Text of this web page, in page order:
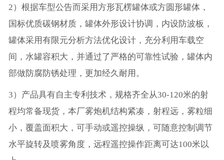
2）根据车型公告而采用方形瓦楞罐体或方圆形罐体，
国标优质碳钢材质，罐体外形设计协调，内设防波板，
罐体采用有限元分析方法优化设计，充分利用车载空
间，水罐容积大，并通过了严格的可靠性试验，罐体内
部做防腐防锈处理，更加经久耐用。
3）产品具有自主专利技术，规格齐全从30-120米的射
程均常备现货，本厂雾炮机结构紧凑，射程远，雾粒细
小，覆盖面积大，可手动或遥控操纵，可随意控制调节
水平旋转及喷雾角度，远程遥控操作距离可达100米以